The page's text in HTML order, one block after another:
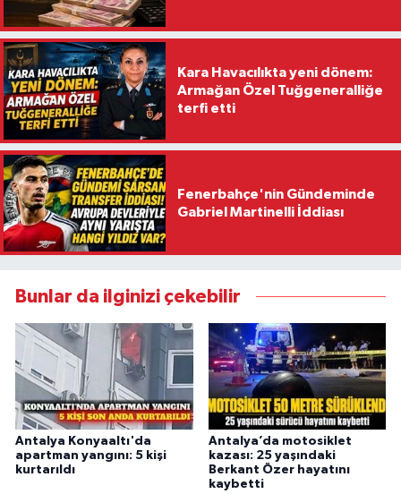
Kara Havacılıkta yeni dönem:
Armağan Özel Tuğgeneralliğe
terfi etti
Fenerbahçe'nin Gündeminde
Gabriel Martinelli İddiası
Bunlar da ilginizi çekebilir
Antalya Konyaaltı'da
apartman yangını: 5 kişi
kurtarıldı
Antalya’da motosiklet
kazası: 25 yaşındaki
Berkant Özer hayatını
kaybetti